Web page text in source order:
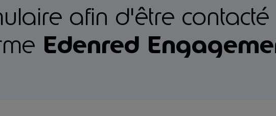
afin d'être
Edenred